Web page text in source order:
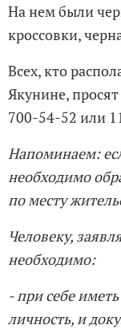
На нем были
кроссовки,
Всех, кто
Якунине,
700-54-52 или
Напоминаем:
необходимо
по месту
Человеку,
необходимо:
- при себе
личность, и